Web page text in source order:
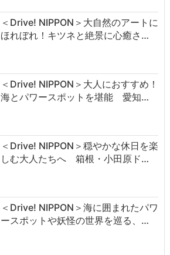
＜Drive! NIPPON＞大自然のアートに
ほれぼれ！キツネと絶景に心癒さ…
＜Drive! NIPPON＞大人におすすめ！
海とパワースポットを堪能 愛知…
＜Drive! NIPPON＞穏やかな休日を楽
しむ大人たちへ 箱根・小田原ド…
＜Drive! NIPPON＞海に囲まれたパワ
ースポットや妖怪の世界を巡る、…